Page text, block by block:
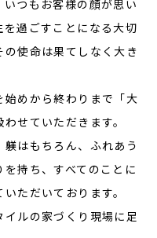
つもお客様の顔が思い
過ごすことになる大切
使命は果てしなく大き
めから終わりまで「大
せていただきます。
はもちろん、ふれあう
持ち、すべてのことに
ただいております。
ルの家づくり現場に足